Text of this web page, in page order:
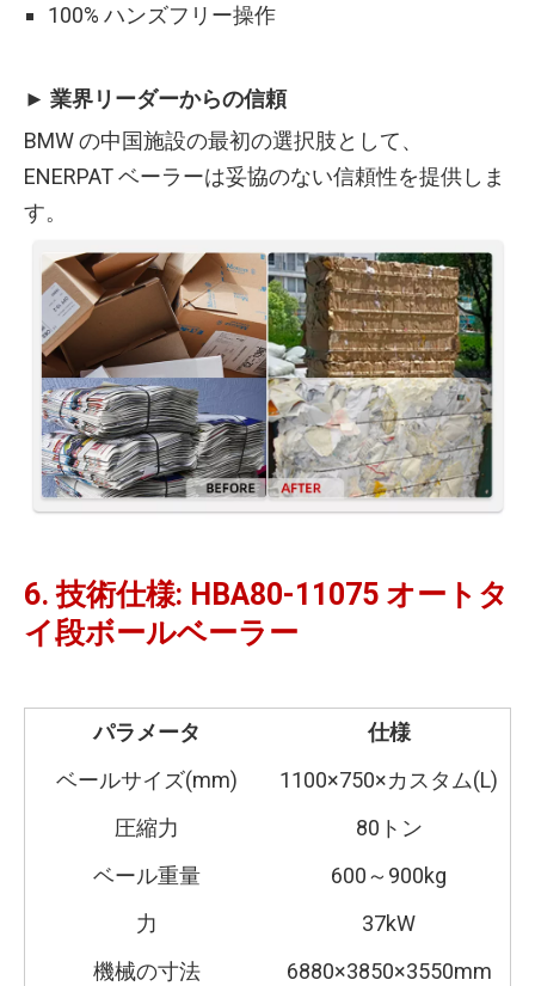
100% ハンズフリー操作
► 業界リーダーからの信頼
BMW の中国施設の最初の選択肢として、
ENERPAT ベーラーは妥協のない信頼性を提供しま
す。
6. 技術仕様: HBA80-11075 オートタ
イ段ボールベーラー
パラメータ
仕様
ベールサイズ(mm)
1100×750×カスタム(L)
圧縮力
80トン
ベール重量
600～900kg
力
37kW
機械の寸法
6880×3850×3550mm